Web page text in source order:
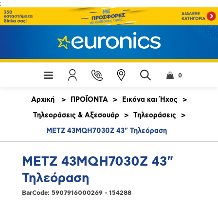
;
0
Αρχική > ΠΡΟΪΟΝΤΑ > Εικόνα και Ήχος
>
Τηλεοράσεις & Αξεσουάρ
> Τηλεοράσεις
>
METZ 43MQH7030Z 43" Τηλεόραση
METZ 43MQH7030Z 43"
Τηλεόραση
BarCode: 5907916000269 - 154288